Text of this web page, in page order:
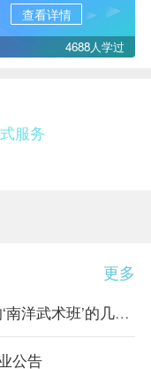
查看详情
4688人学过
服务
更多
《香市》：“在我看来，这所谓的‘南洋武术班’的几套把式比起从前
公告